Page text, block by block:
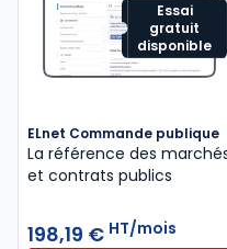
Essai
gratuit
disponible
ELnet Commande publique
La référence des
et contrats publics
198,19 € HT/mois